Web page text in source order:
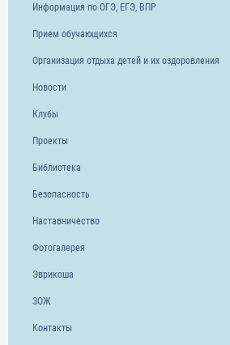
Информация по ОГЭ, ЕГЭ, ВПР
Прием обучающихся
Организация отдыха детей и их оздоровления
Новости
Клубы
Проекты
Библиотека
Безопасность
Наставничество
Фотогалерея
Эврикоша
ЗОЖ
Контакты